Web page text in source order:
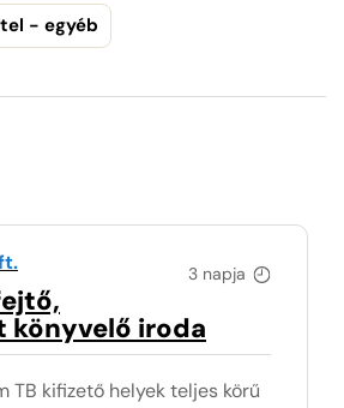
- egyéb
3 napja
könyvelő iroda
TB kifizető helyek teljes körű